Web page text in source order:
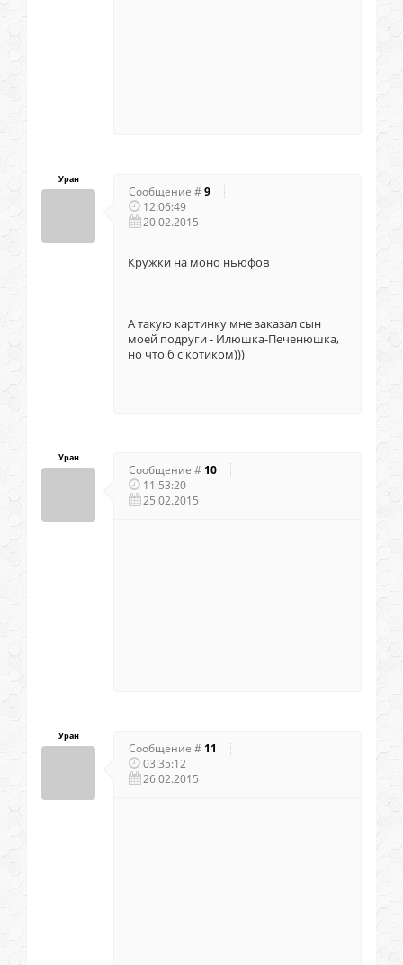
Уран
Сообщение #9
12:06:49
20.02.2015
Кружки на моно ньюфов
А такую картинку мне заказал сын
моей подруги - Илюшка-Печенюшка,
но что б с котиком)))
Уран
Сообщение # 10
11:53:20
25.02.2015
Уран
Сообщение # 11
03:35:12
26.02.2015